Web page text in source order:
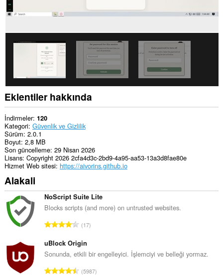
Eklentiler hakkında
İndirmeler 120
Kategori Güvenlik ve Gizlilik
Sürüm 2.0.1
Boyut 2,8 MB
Son güncelleme 29 Nisan 2026
Lisans Copyright 2026 2cfa4d3c-2bd9-4a95-aa53-13a3d8fae80e
Hizmet Web sitesi https://aivorins.github.io
Alakali
NoScript Suite Lite
Blocks scripts (and more) on untrusted websites.
T
p
l
m
17
uBlock Origin
Sonunda, etkili bir engelleyici. İşlemciyi ve belleği yormaz.
T5987